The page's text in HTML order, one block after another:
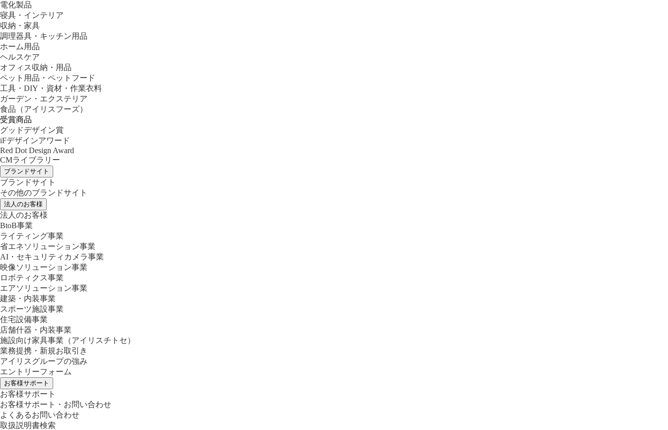
電化製品
寝具・インテリア
収納・家具
調理器具・キッチン用品
ホーム用品
ヘルスケア
オフィス収納・用品
ペット用品・ペットフード
工具・DIY・資材・作業衣料
ガーデン・エクステリア
食品 （アイリスフーズ）
受賞商品
グッドデザイン賞
iFデザインアワード
Red Dot Design Award
CMライブラリー
ブランドサイト
ブランドサイト
その他のブランドサイト
法人のお客様
法人のお客様
BtoB事業
ライティング事業
省エネソリューション事業
AI・セキュリティカメラ事業
映像ソリューション事業
ロボティクス事業
エアソリューション事業
建築・内装事業
スポーツ施設事業
住宅設備事業
店舗什器・内装事業
施設向け家具事業 （アイリスチトセ）
業務提携・新規お取引き
アイリスグループの強み
エントリーフォーム
お客様サポート
お客様サポート
お客様サポート・お問い合わせ
よくあるお問い合わせ
取扱説明書検索